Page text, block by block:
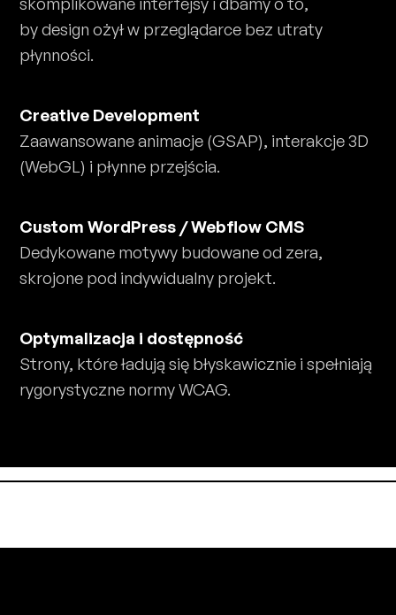
by design ożył w przeglądarce bez utraty
płynności.
Creative Development
Zaawansowane animacje (GSAP), interakcje 3D
(WebGL) i płynne przejścia.
Custom WordPress / Webflow CMS
Dedykowane motywy budowane od zera,
skrojone pod indywidualny projekt.
Optymalizacja i dostępność
Strony, które ładują się błyskawicznie i spełniają
rygorystyczne normy WCAG.